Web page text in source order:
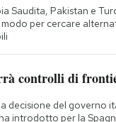
Saudita, Pakistan e
per cercare
controlli di
decisione del governo
introdotto per la